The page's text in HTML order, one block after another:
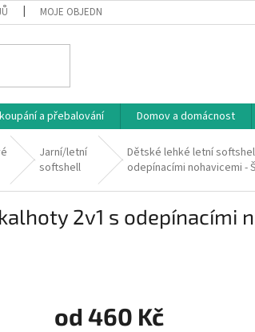
MOJE OBJEDNÁVKA
a přebalování Domov a domácnost
Jarní/letní
softshell
Dětské lehké letní
odepínacími nohavicemi -
2v1 s odepínacími
od 460 Kč